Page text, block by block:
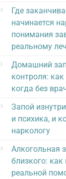
Где
начинается
понимания
реальному
Домашний
контроля:
когда без
Запой
и психика, и
наркологу
Алкогольная
близкого: как
реальной